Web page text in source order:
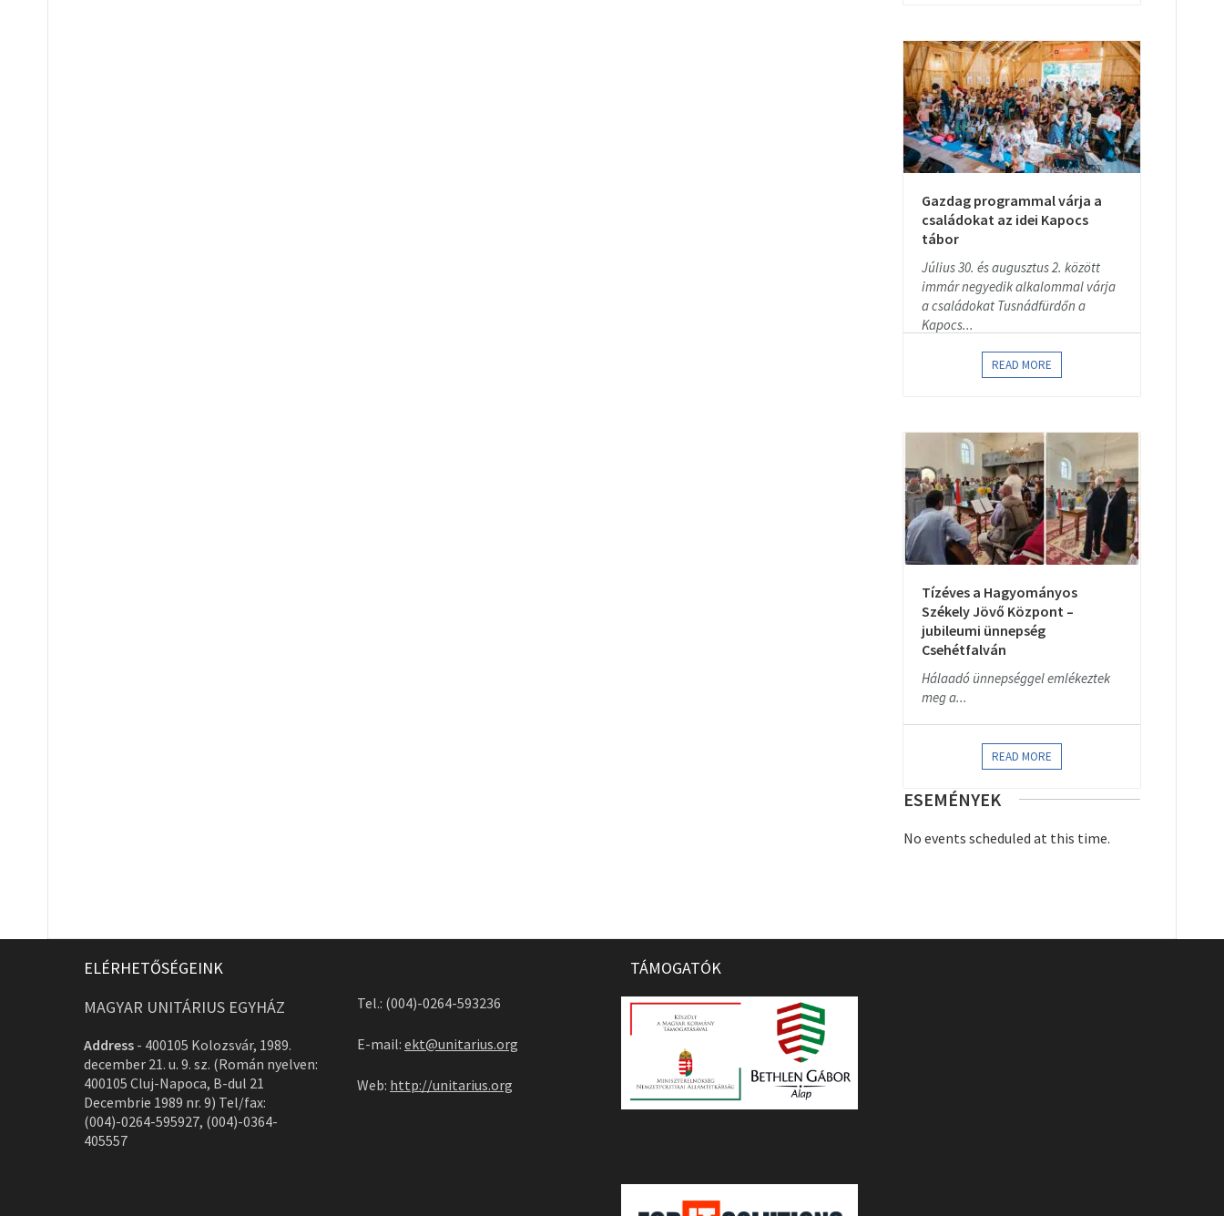
Gazdag programmal várja a
családokat az idei Kapocs
tábor
Július 30. és augusztus 2. között
immár negyedik alkalommal várja
a családokat Tusnádfürdőn a
Kapocs...
READ MORE
Tízéves a Hagyományos
Székely Jövő Központ –
jubileumi ünnepség
Csehétfalván
Hálaadó ünnepséggel emlékeztek
meg a...
READ MORE
ESEMÉNYEK
No events scheduled at this time.
ELÉRHETŐSÉGEINK
MAGYAR UNITÁRIUS EGYHÁZ
Address - 400105 Kolozsvár, 1989.
december 21. u. 9. sz. (Román nyelven:
400105 Cluj-Napoca, B-dul 21
Decembrie 1989 nr. 9) Tel/fax:
(004)-0264-595927, (004)-0364-
405557
Tel.: (004)-0264-593236
E-mail: ekt@unitarius.org
Web: http://unitarius.org
TÁMOGATÓK